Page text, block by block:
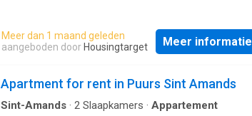
Meer dan 1 maand geleden
aangeboden door Housingtarget Meer informatie
Apartment for rent in Puurs Sint Amands
Sint-Amands · 2 Slaapkamers · Appartement